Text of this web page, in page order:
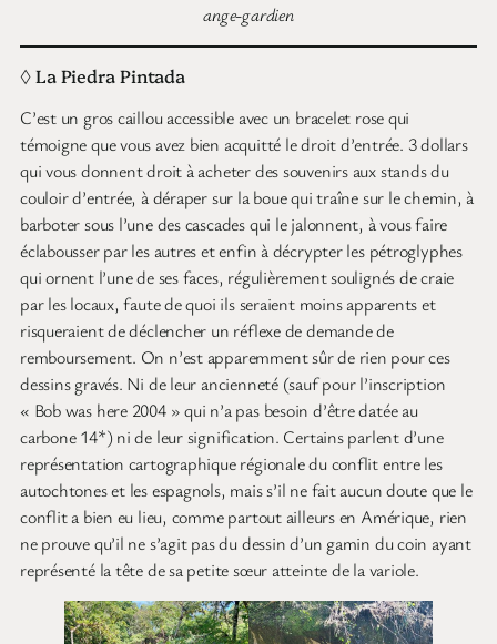
ange-gardien
◊ La Piedra Pintada
C’est un gros caillou accessible avec un bracelet rose qui
témoigne que vous avez bien acquitté le droit d’entrée. 3 dollars
qui vous donnent droit à acheter des souvenirs aux stands du
couloir d’entrée, à déraper sur la boue qui traîne sur le chemin, à
barboter sous l’une des cascades qui le jalonnent, à vous faire
éclabousser par les autres et enfin à décrypter les pétroglyphes
qui ornent l’une de ses faces, régulièrement soulignés de craie
par les locaux, faute de quoi ils seraient moins apparents et
risqueraient de déclencher un réflexe de demande de
remboursement. On n’est apparemment sûr de rien pour ces
dessins gravés. Ni de leur ancienneté (sauf pour l’inscription
« Bob was here 2004 » qui n’a pas besoin d’être datée au
carbone 14*) ni de leur signification. Certains parlent d’une
représentation cartographique régionale du conflit entre les
autochtones et les espagnols, mais s’il ne fait aucun doute que le
conflit a bien eu lieu, comme partout ailleurs en Amérique, rien
ne prouve qu’il ne s’agit pas du dessin d’un gamin du coin ayant
représenté la tête de sa petite sœur atteinte de la variole.